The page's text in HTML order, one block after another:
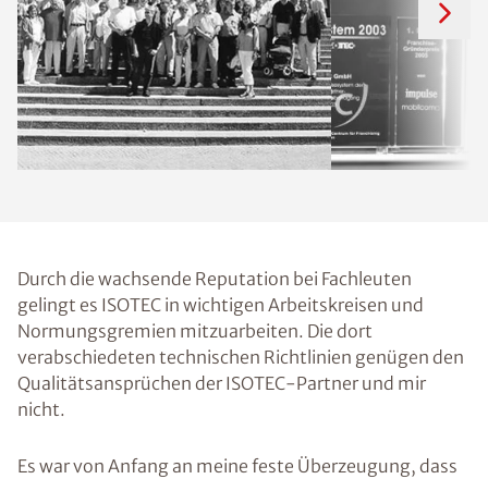
Durch die wachsende Reputation bei Fachleuten
gelingt es ISOTEC in wichtigen Arbeitskreisen und
Normungsgremien mitzuarbeiten. Die dort
verabschiedeten technischen Richtlinien genügen den
Qualitätsansprüchen der ISOTEC-Partner und mir
nicht.
Es war von Anfang an meine feste Überzeugung, dass